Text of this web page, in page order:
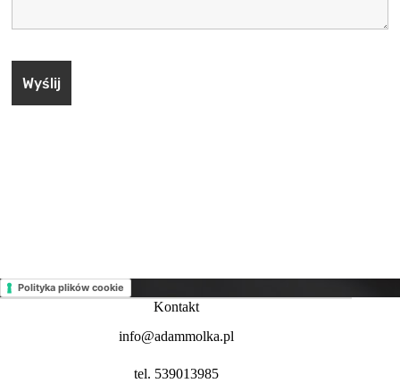
Polityka plików cookie
Kontakt
info@adammolka.pl
tel. 539013985